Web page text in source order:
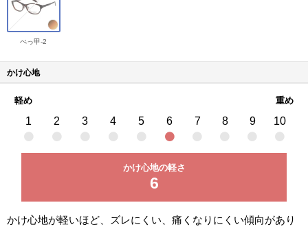
べっ甲-2
かけ心地
軽め 重め
1 2 3 4 5 6 7 8 9 10
かけ心地の軽さ
6
かけ心地が軽いほど、ズレにくい、痛くなりにくい傾向があり